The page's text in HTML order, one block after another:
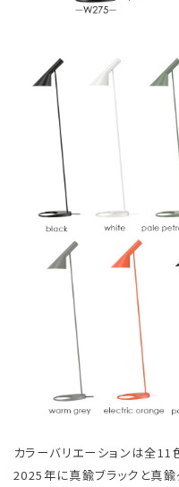
カラーバリエーションは全11
2025年に真鍮ブラックと真